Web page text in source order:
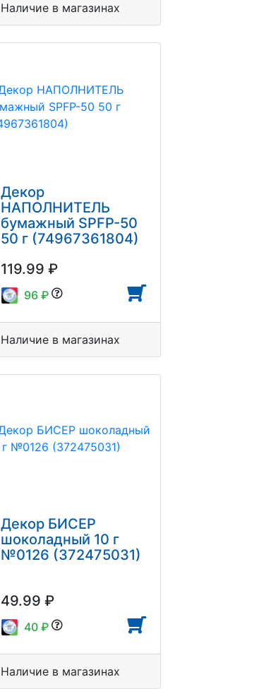
Наличие в магазинах
Декор
НАПОЛНИТЕЛЬ
бумажный SPFP-50
50 г (74967361804)
119.99 ₽
96 ₽
Наличие в магазинах
Декор БИСЕР
шоколадный 10 г
№0126 (372475031)
49.99 ₽
40 ₽
Наличие в магазинах